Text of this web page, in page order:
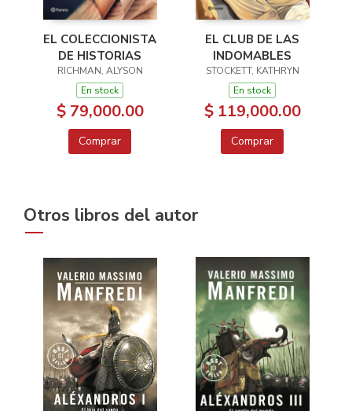
EL COLECCIONISTA
DE HISTORIAS
RICHMAN, ALYSON
En stock
$ 79,000.00
Comprar
EL CLUB DE LAS
INDOMABLES
STOCKETT, KATHRYN
En stock
$ 119,000.00
Comprar
Otros libros del autor